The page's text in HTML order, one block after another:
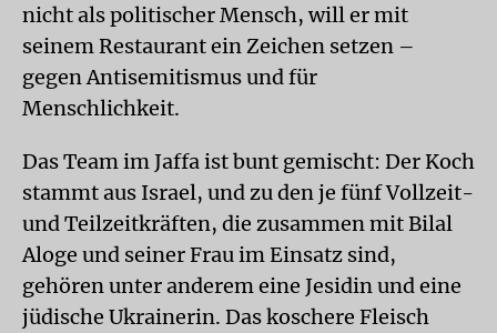
nicht als politischer Mensch, will er mit
seinem Restaurant ein Zeichen setzen –
gegen Antisemitismus und für
Menschlichkeit.
Das Team im Jaffa ist bunt gemischt: Der Koch
stammt aus Israel, und zu den je fünf Vollzeit-
und Teilzeitkräften, die zusammen mit Bilal
Aloge und seiner Frau im Einsatz sind,
gehören unter anderem eine Jesidin und eine
jüdische Ukrainerin. Das koschere Fleisch